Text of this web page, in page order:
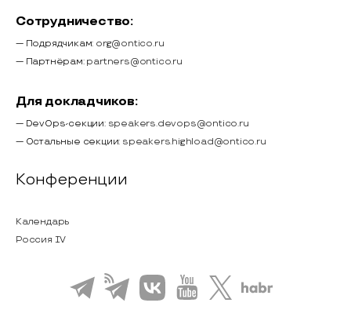
Сотрудничество:
— Подрядчикам: org@ontico.ru
— Партнёрам: partners@ontico.ru
Для докладчиков:
— DevOps-секции: speakers.devops@ontico.ru
— Остальные секции: speakers.highload@ontico.ru
Конференции
Календарь
Россия IV